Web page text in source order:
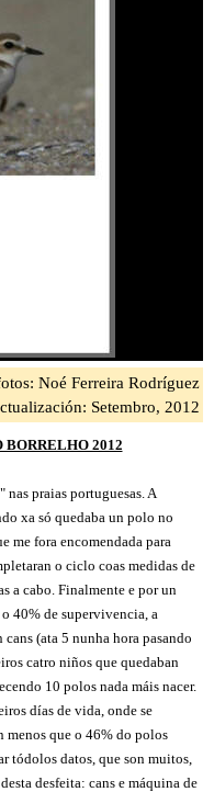
Noé Ferreira Rodríguez
Setembro, 2012
BORRELHO 2012
praias portuguesas. A
xa só quedaba un polo no
me fora encomendada para
o ciclo coas medidas de
a cabo. Finalmente e por un
40% de supervivencia, a
(ata 5 nunha hora pasando
catro niños que quedaban
10 polos nada máis nacer.
días de vida, onde se
menos que o 46% do polos
tódolos datos, que son muitos,
desfeita: cans e máquina de